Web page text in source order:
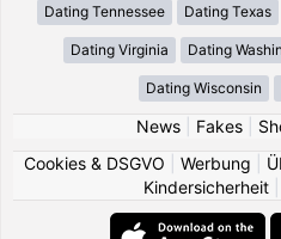
Dating Tennessee Dating Texas
Dating Virginia Dating
Dating Wisconsin
News| Fakes|
Cookies & DSGVO
Werbung
Kindersicherheit